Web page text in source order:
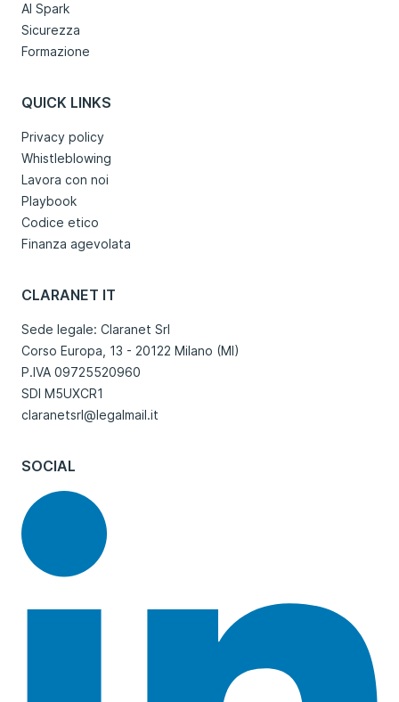
AI Spark
Sicurezza
Formazione
QUICK LINKS
Privacy policy
Whistleblowing
Lavora con noi
Playbook
Codice etico
Finanza agevolata
CLARANET IT
Sede legale: Claranet Srl
Corso Europa, 13 - 20122 Milano (MI)
P.IVA 09725520960
SDI M5UXCR1
claranetsrl@legalmail.it
SOCIAL